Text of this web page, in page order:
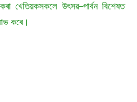
খেতিয়কসকলে উৎসৱ–পাৰ্বন বিশেষত
কৰে।